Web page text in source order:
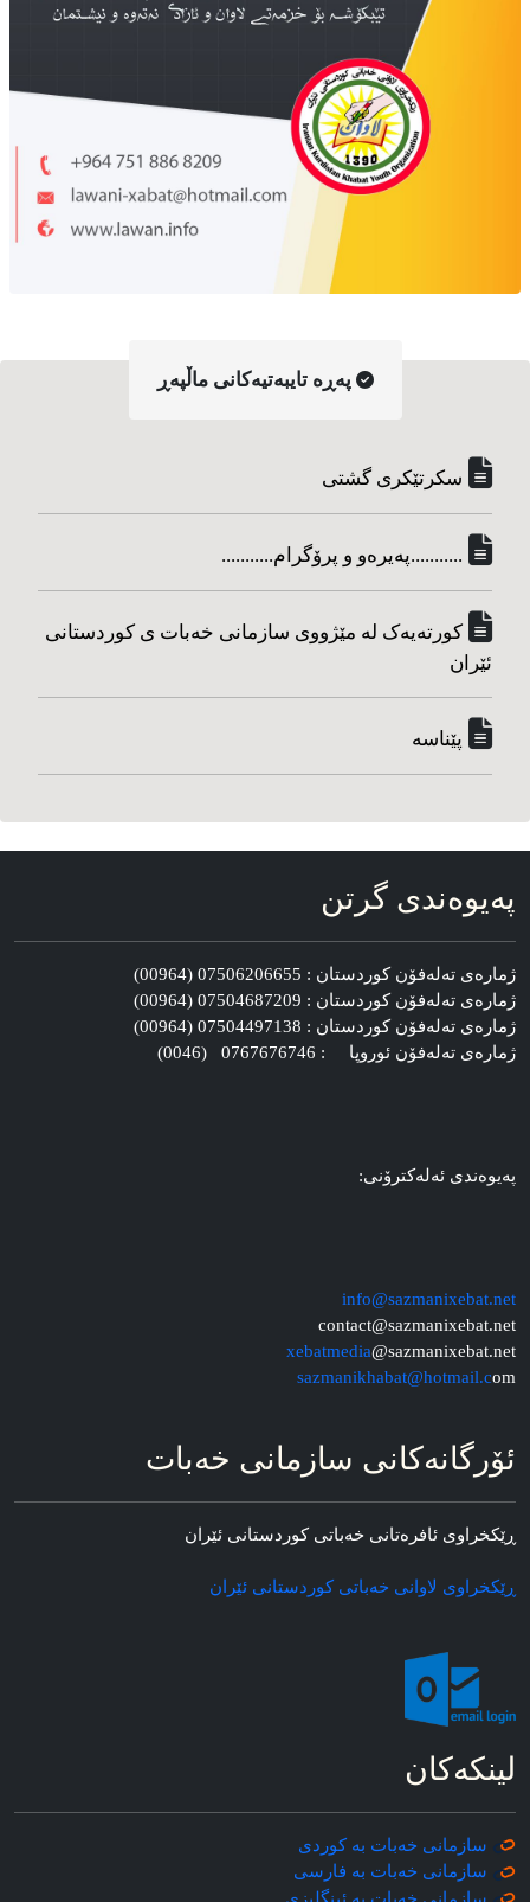
په‌ڕه‌ تایبه‌تیه‌کانی ماڵپه‌ڕ
سکرتێکری گشتی
...........په‌یره‌و و پرۆگرام...........
کورته‌یه‌ک له مێژووی سازمانی خه‌بات ی کوردستانی
ئێران
پێناسه‌
په‌یوه‌ندی گرتن
ژماره‌ی ته‌له‌فۆن کوردستان : 07506206655 (00964)
ژماره‌ی ته‌له‌فۆن کوردستان : 07504687209 (00964)
ژماره‌ی ته‌له‌فۆن کوردستان : 07504497138 (00964)
ژماره‌ی ته‌له‌فۆن ئوروپا : 0767676746 (0046)
په‌یوه‌ندی ئه‌له‌کترۆنی:
info@sazmanixebat.net
contact@sazmanixebat.net
xebatmedia@sazmanixebat.net
sazmanikhabat@hotmail.com
ئۆرگانه‌کانی سازمانی خه‌بات
ڕێکخراوی ئافره‌تانی خه‌باتی کوردستانی ئێران
ڕێکخراوی لاوانی خه‌باتی کوردستانی ئێران
لینکه‌کان
سازمانی خه‌بات به کوردی
سازمانی خه‌بات به فارسی
سازمانی خه‌بات به ئینگلیزی